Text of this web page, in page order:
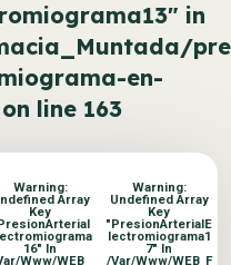
in
en-
on line 163
Warning:
Array
Key
16" In
www/WEB_
Warning:
Undefined Array
Key
"PresionArterialE
Lectromiograma1
7" In
/var/www/WEB_F